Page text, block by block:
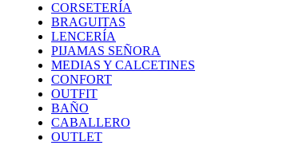
CORSETERÍA
BRAGUITAS
LENCERÍA
PIJAMAS SEÑORA
MEDIAS Y CALCETINES
CONFORT
OUTFIT
BAÑO
CABALLERO
OUTLET